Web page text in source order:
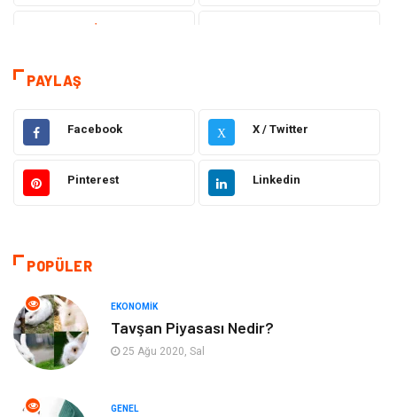
teknoloji
Hukuk Giyim
Elektronik Makine
Sağlıklı Yaşam
Otomotiv
Tatil
PAYLAŞ
Facebook X X / Twitter
Pinterest Linkedin
POPÜLER
EKONOMIK
Tavşan Piyasası Nedir?
25 Ağu 2020, Sal
GENEL